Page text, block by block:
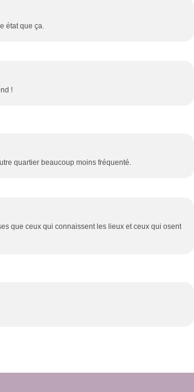
état que ça.
!
quartier beaucoup moins fréquenté.
que ceux qui connaissent les lieux et ceux qui osent